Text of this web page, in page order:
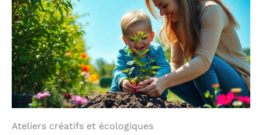
Ateliers créatifs et écologiques